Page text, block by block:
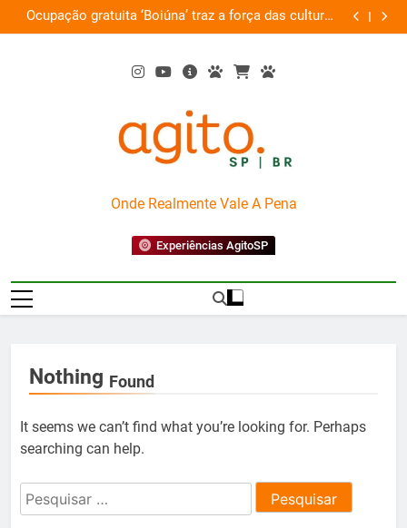
to
Ocupação gratuita ‘Boiúna’ traz a força das culturas
amazônicas e arte
AgitoSP
Onde Realmente Vale A Pena
Experiências AgitoSP
Nothing Found
It seems we can’t find what you’re looking for. Perhaps
searching can help.
Pesquisar
por: